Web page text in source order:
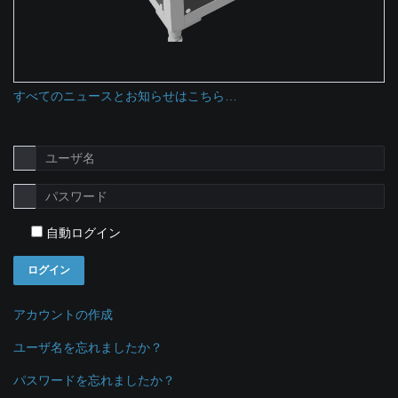
すべてのニュースとお知らせはこちら…
自動ログイン
ログイン
アカウントの作成
ユーザ名を忘れましたか？
パスワードを忘れましたか？